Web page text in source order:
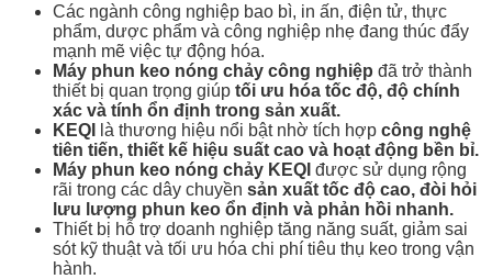
Các ngành công nghiệp bao bì, in ấn, điện tử, thực
phẩm, dược phẩm và công nghiệp nhẹ đang thúc đẩy
mạnh mẽ việc tự động hóa.
Máy phun keo nóng chảy công nghiệp đã trở thành
thiết bị quan trọng giúp tối ưu hóa tốc độ, độ chính
xác và tính ổn định trong sản xuất.
KEQI
là thương hiệu nổi bật nhờ tích hợp công nghệ
tiên tiến, thiết kế hiệu suất cao và hoạt động bền bỉ.
Máy phun keo nóng chảy KEQI được sử dụng rộng
rãi trong các dây chuyền sản xuất tốc độ cao, đòi hỏi
lưu lượng phun keo ổn định và phản hồi nhanh.
Thiết bị hỗ trợ doanh nghiệp tăng năng suất, giảm sai
sót kỹ thuật và tối ưu hóa chi phí tiêu thụ keo trong vận
hành.